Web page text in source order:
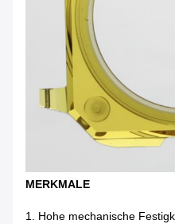
MERKMALE
1. Hohe mechanische